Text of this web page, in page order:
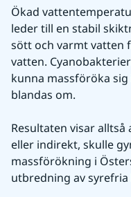
Ökad
leder till en stabil
sött och varmt vatten
vatten.
kunna massföröka
blandas om.
Resultaten visar
eller indirekt, skulle
massförökning i
utbredning av syrefria